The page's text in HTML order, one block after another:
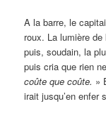
A la barre, le
roux. La lumière
puis, soudain, la
puis cria que rien
coûte que coûte. »
irait jusqu’en enfer